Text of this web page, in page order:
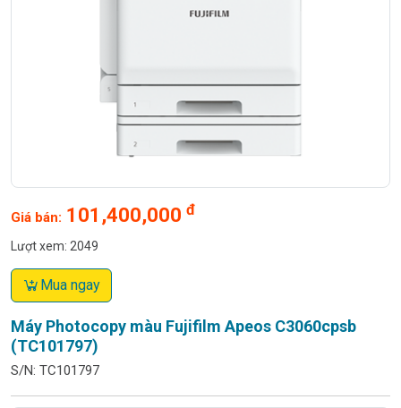
Máy Photocopy màu Fujifilm Apeos C3060cpsb
(TC101797)
S/N: TC101797
Giá bán: 101,400,000 đ
Lượt xem: 2049
Mua ngay